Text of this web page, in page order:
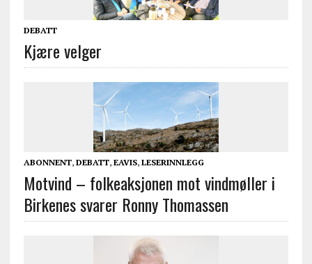
DEBATT
Kjære velger
ABONNENT, DEBATT, EAVIS, LESERINNLEGG
Motvind – folkeaksjonen mot vindmøller i
Birkenes svarer Ronny Thomassen